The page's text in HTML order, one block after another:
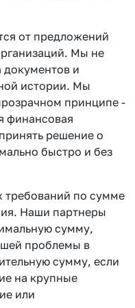
от предложений
Мы не
документов и
истории. Мы
принципе -
финансовая
решение о
быстро и без
требований по сумме
Наши партнеры
сумму,
проблемы в
сумму, если
на крупные
или